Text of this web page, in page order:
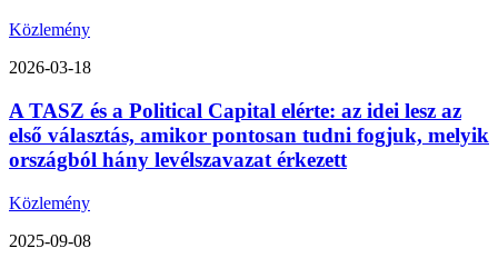
Közlemény
2026-03-18
A TASZ és a Political Capital elérte: az idei lesz az
első választás, amikor pontosan tudni fogjuk, melyik
országból hány levélszavazat érkezett
Közlemény
2025-09-08